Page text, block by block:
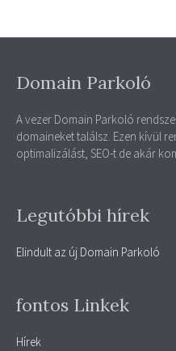
Domain Parkoló
A vezer Domain Parkoló
domaineket találsz. Ezen kívül
optimalizálást, SEO-t de akár
Legutóbbi hírek
Elindult az új Domain Parkoló
fontos Linkek
Hírek